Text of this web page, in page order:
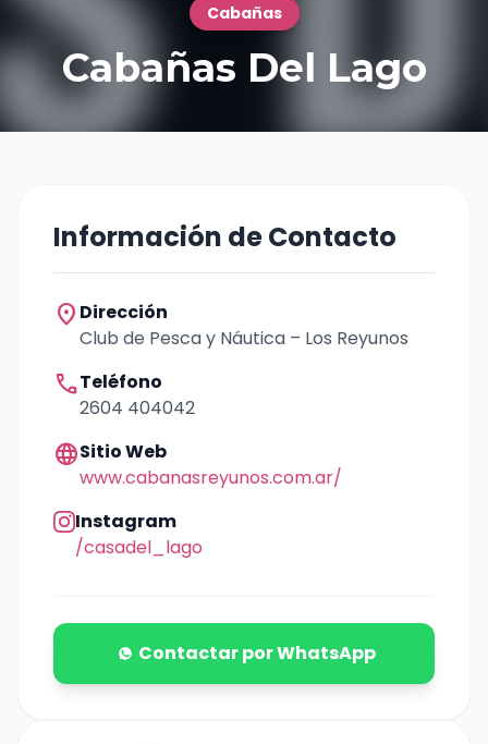
Cabañas
Cabañas Del Lago
Información de Contacto
location_on Dirección
Club de Pesca y Náutica – Los Reyunos
callTeléfono
2604 404042
languageSitio Web
www.cabanasreyunos.com.ar/
Instagram
/casadel_lago
Contactar por WhatsApp